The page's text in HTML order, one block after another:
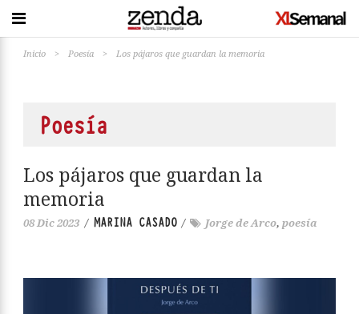
Inicio > Poesía > Los pájaros que guardan la memoria
Poesía
Los pájaros que guardan la
memoria
08 Dic 2023 / MARINA CASADO / Jorge de Arco, poesía